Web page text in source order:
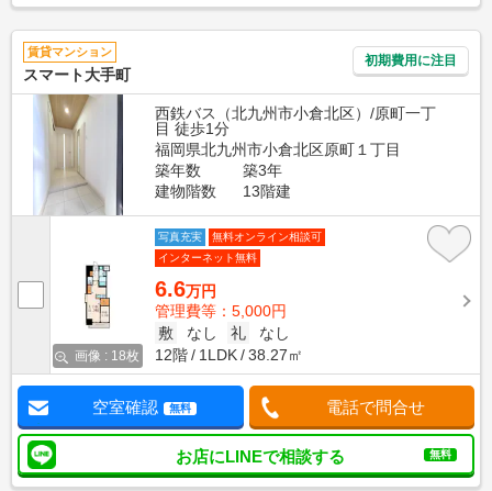
賃貸マンション
スマート大手町
初期費用に注目
西鉄バス（北九州市小倉北区）/原町一丁
目 徒歩1分
福岡県北九州市小倉北区原町１丁目
築年数
築3年
建物階数
13階建
画像 : 18枚
写真充実
無料オンライン相談可
インターネット無料
6.6万円
管理費等：5,000円
敷
なし 礼
なし
12階
1LDK 38.27㎡
空室確認 無料 電話で問合せ
お店にLINEで相談する 無料